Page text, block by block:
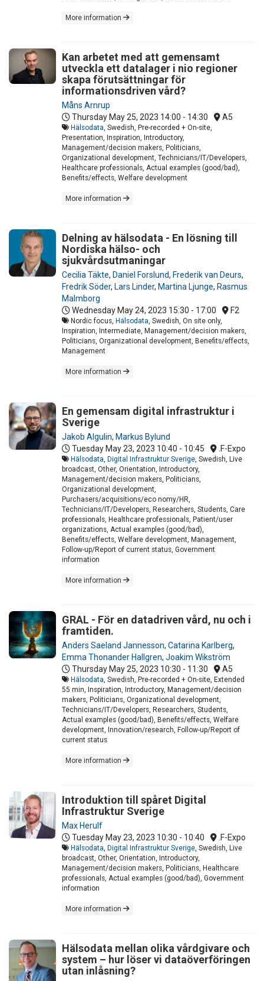
More information
Kan arbetet med att gemensamt
utveckla ett datalager i nio regioner
skapa förutsättningar för
informationsdriven vård?
Måns Arnrup
Thursday May 25, 2023 14:00 - 14:30 A5
Hälsodata , Swedish, Pre-recorded + On-site,
Presentation, Inspiration, Introductory,
Management/decision makers, Politicians,
Organizational development, Technicians/IT/Developers,
Healthcare professionals, Actual examples (good/bad),
Benefits/effects, Welfare development
More information
Delning av hälsodata - En lösning till
Nordiska hälso- och
sjukvårdsutmaningar
Cecilia Täkte, Daniel Forslund, Frederik van Deurs,
Fredrik Söder, Lars Linder, Martina Ljunge, Rasmus
Malmborg
Wednesday May 24, 2023 15:30 - 17:00 F2
Nordic focus, Hälsodata , Swedish, On site only,
Inspiration, Intermediate, Management/decision makers,
Politicians, Organizational development, Benefits/effects,
Management
More information
En gemensam digital infrastruktur i
Sverige
Jakob Algulin, Markus Bylund
Tuesday May 23, 2023 10:40 - 10:45 .F-Expo
Hälsodata Digital Infrastruktur Sverige , Swedish, Live
broadcast, Other, Orientation, Introductory,
Management/decision makers, Politicians,
Organizational development,
Purchasers/acquisitions/eco nomy/HR,
Technicians/IT/Developers, Researchers, Students, Care
professionals, Healthcare professionals, Patient/user
organizations, Actual examples (good/bad),
Benefits/effects, Welfare development, Management,
Follow-up/Report of current status, Government
information
More information
GRAL - För en datadriven vård, nu och i
framtiden.
Anders Saeland Jannesson, Catarina Karlberg,
Emma Thonander Hallgren, Joakim Wikström
Thursday May 25, 2023 10:30 - 11:30 A5
Hälsodata , Swedish, Pre-recorded + On-site, Extended
55 min, Inspiration, Introductory, Management/decision
makers, Politicians, Organizational development,
Technicians/IT/Developers, Researchers, Students,
Actual examples (good/bad), Benefits/effects, Welfare
development, Innovation/research, Follow-up/Report of
current status
More information
Introduktion till spåret Digital
Infrastruktur Sverige
Max Herulf
Tuesday May 23, 2023 10:30 - 10:40 .F-Expo
Hälsodata Digital Infrastruktur Sverige , Swedish, Live
broadcast, Other, Orientation, Introductory,
Management/decision makers, Politicians, Healthcare
professionals, Actual examples (good/bad), Government
information
More information
Hälsodata mellan olika vårdgivare och
system – hur löser vi dataöverföringen
utan inlåsning?